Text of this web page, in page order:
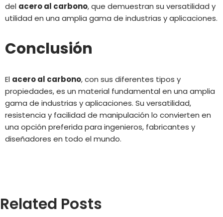
del acero al carbono, que demuestran su versatilidad y
utilidad en una amplia gama de industrias y aplicaciones.
Conclusión
El acero al carbono, con sus diferentes tipos y
propiedades, es un material fundamental en una amplia
gama de industrias y aplicaciones. Su versatilidad,
resistencia y facilidad de manipulación lo convierten en
una opción preferida para ingenieros, fabricantes y
diseñadores en todo el mundo.
Related Posts